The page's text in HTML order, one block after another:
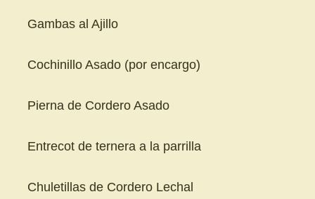
Gambas al Ajillo
Cochinillo Asado (por encargo)
Pierna de Cordero Asado
Entrecot de ternera a la parrilla
Chuletillas de Cordero Lechal